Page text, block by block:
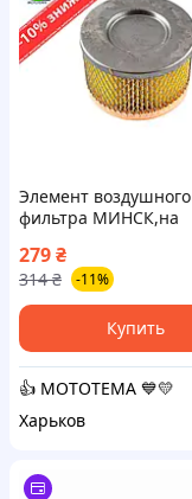
Элемент воздушного
фильтра МИНСК,на
279₴
314 ₴ -11%
Купить
👍 МОТОТЕМА 💙💛
Харьков